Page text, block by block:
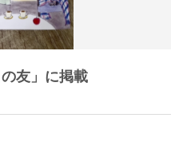
友」に掲載